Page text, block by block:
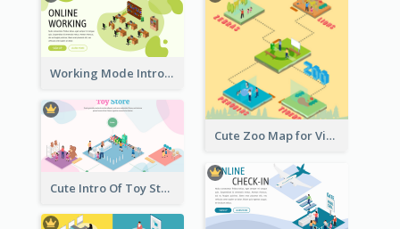
Working Mode Intro To Management With Isometric Diagram
Cute Zoo Map for Visitors With Isometric Diagram
Cute Intro Of Toy Store Section With Isometric Diagram